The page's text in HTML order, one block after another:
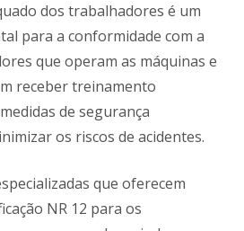
dos trabalhadores é um
para a conformidade com a
que operam as máquinas e
receber treinamento
de segurança
os riscos de acidentes.
que oferecem
NR 12 para os